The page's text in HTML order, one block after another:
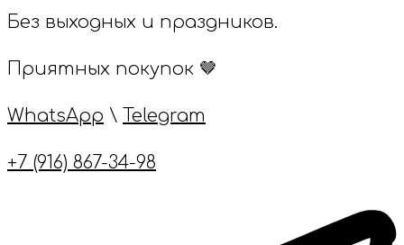
Без выходных и праздников.
Приятных покупок 🤎
WhatsApp \ Telegram
+7 (916) 867-34-98